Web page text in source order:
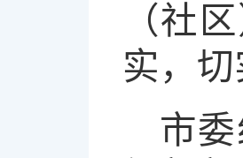
（社
实，
市